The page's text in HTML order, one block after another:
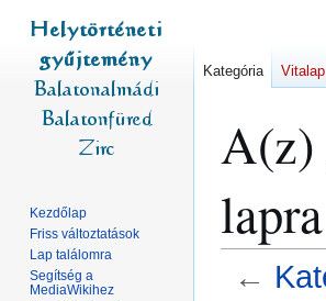
A(z)
←
Kategória Vitalap
Kezdőlap
Friss változtatások
Lap találomra
Segítség a
MediaWikihez